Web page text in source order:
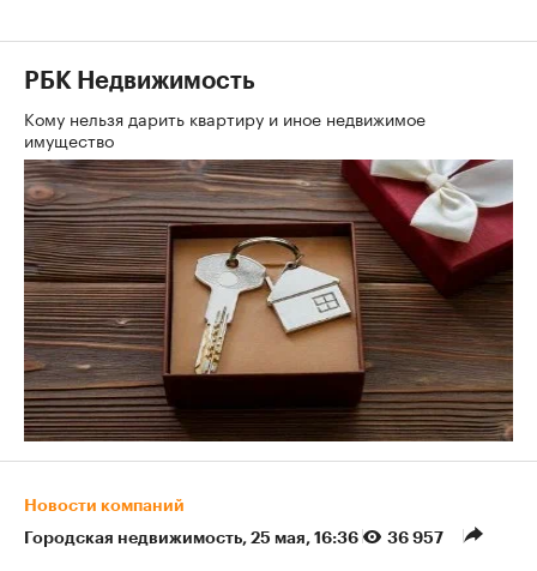
РБК Недвижимость
Кому нельзя дарить квартиру и иное недвижимое
имущество
Новости компаний
Городская недвижимость⁠, 25 мая, 16:36 36 957